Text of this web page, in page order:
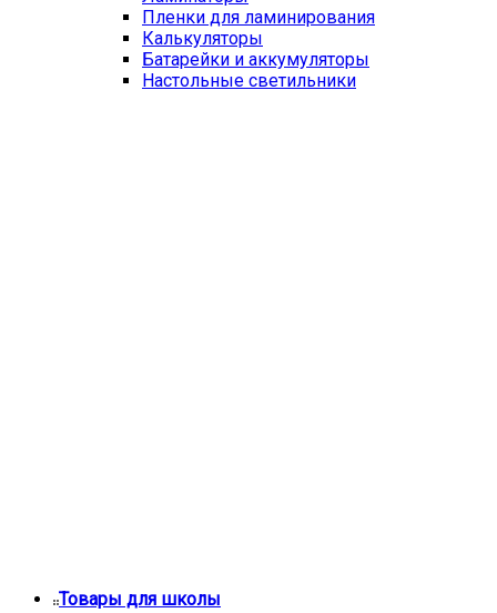
Пленки для ламинирования
Калькуляторы
Батарейки и аккумуляторы
Настольные светильники
Товары для школы